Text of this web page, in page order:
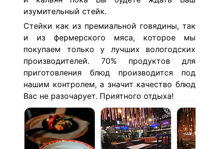
изумительный стейк.
Стейки как из премиальной говядины, так
и из фермерского мяса, которое мы
покупаем только у лучших вологодских
производителей. 70% продуктов для
приготовления блюд производится под
нашим контролем, а значит качество блюд
Вас не разочарует. Приятного отдыха!